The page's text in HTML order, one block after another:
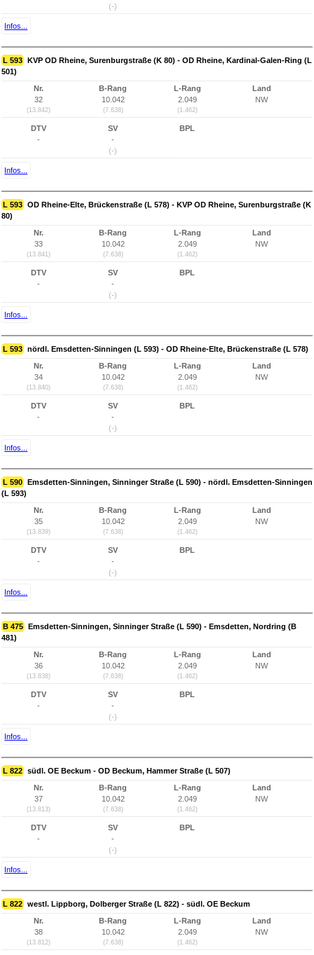
(-)
Infos...
L 593 KVP OD Rheine, Surenburgstraße (K 80) - OD Rheine, Kardinal-Galen-Ring (L
501)
Nr.
32
(13.842)
B-Rang
10.042
(7.638)
L-Rang
2.049
(1.462)
Land
NW
DTV
-
SV
-
(-)
BPL
Infos...
L 593 OD Rheine-Elte, Brückenstraße (L 578) - KVP OD Rheine, Surenburgstraße (K
80)
Nr.
33
(13.841)
B-Rang
10.042
(7.638)
L-Rang
2.049
(1.462)
Land
NW
DTV
-
SV
-
(-)
BPL
Infos...
L 593 nördl. Emsdetten-Sinningen (L 593) - OD Rheine-Elte, Brückenstraße (L 578)
Nr.
34
(13.840)
B-Rang
10.042
(7.638)
L-Rang
2.049
(1.462)
Land
NW
DTV
-
SV
-
(-)
BPL
Infos...
L 590 Emsdetten-Sinningen, Sinninger Straße (L 590) - nördl. Emsdetten-Sinningen
(L 593)
Nr.
35
(13.839)
B-Rang
10.042
(7.638)
L-Rang
2.049
(1.462)
Land
NW
DTV
-
SV
-
(-)
BPL
Infos...
B 475 Emsdetten-Sinningen, Sinninger Straße (L 590) - Emsdetten, Nordring (B
481)
Nr.
36
(13.838)
B-Rang
10.042
(7.638)
L-Rang
2.049
(1.462)
Land
NW
DTV
-
SV
-
(-)
BPL
Infos...
L 822 südl. OE Beckum - OD Beckum, Hammer Straße (L 507)
Nr.
37
(13.813)
B-Rang
10.042
(7.638)
L-Rang
2.049
(1.462)
Land
NW
DTV
-
SV
-
(-)
BPL
Infos...
L 822 westl. Lippborg, Dolberger Straße (L 822) - südl. OE Beckum
Nr.
38
(13.812)
B-Rang
10.042
(7.638)
L-Rang
2.049
(1.462)
Land
NW